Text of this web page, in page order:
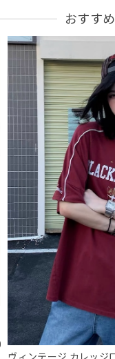
バー / Hooded Stadium
ネックレス / NCLLW
ット / Stand Collar
/ Button Accent Polo
おすす